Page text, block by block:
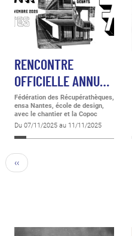
RENCONTRE
OFFICIELLE ANNU…
Fédération des Récupérathèques,
ensa Nantes, école de design,
avec le chantier et la Copoc
Du 07/11/2025 au 11/11/2025
‹‹